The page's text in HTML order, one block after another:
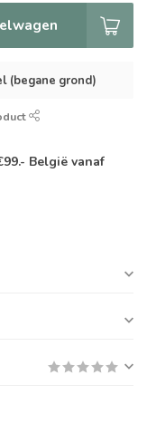
(begane grond)
België vanaf